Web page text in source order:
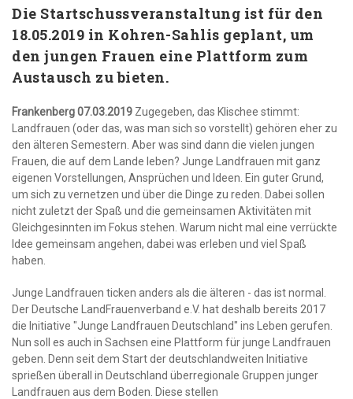
Die Startschussveranstaltung ist für den
18.05.2019 in Kohren-Sahlis geplant, um
den jungen Frauen eine Plattform zum
Austausch zu bieten.
Frankenberg 07.03.2019 Zugegeben, das Klischee stimmt:
Landfrauen (oder das, was man sich so vorstellt) gehören eher zu
den älteren Semestern. Aber was sind dann die vielen jungen
Frauen, die auf dem Lande leben? Junge Landfrauen mit ganz
eigenen Vorstellungen, Ansprüchen und Ideen. Ein guter Grund,
um sich zu vernetzen und über die Dinge zu reden. Dabei sollen
nicht zuletzt der Spaß und die gemeinsamen Aktivitäten mit
Gleichgesinnten im Fokus stehen. Warum nicht mal eine verrückte
Idee gemeinsam angehen, dabei was erleben und viel Spaß
haben.
Junge Landfrauen ticken anders als die älteren - das ist normal.
Der Deutsche LandFrauenverband e.V. hat deshalb bereits 2017
die Initiative "Junge Landfrauen Deutschland" ins Leben gerufen.
Nun soll es auch in Sachsen eine Plattform für junge Landfrauen
geben. Denn seit dem Start der deutschlandweiten Initiative
sprießen überall in Deutschland überregionale Gruppen junger
Landfrauen aus dem Boden. Diese stellen